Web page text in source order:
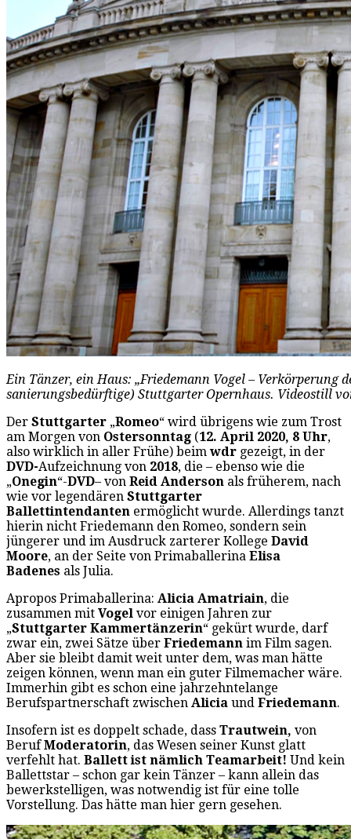
Ein Tänzer, ein Haus: „Friedemann Vogel – Verkörperung
sanierungsbedürftige) Stuttgarter Opernhaus. Videostill
Der Stuttgarter „Romeo“ wird übrigens wie zum Trost
am Morgen von Ostersonntag (12. April 2020, 8 Uhr,
also wirklich in aller Frühe) beim wdr gezeigt, in der
DVD-Aufzeichnung von 2018, die – ebenso wie die
„Onegin“-DVD– von Reid Anderson als früherem, nach
wie vor legendären Stuttgarter
Ballettintendanten ermöglicht wurde. Allerdings tanzt
hierin nicht Friedemann den Romeo, sondern sein
jüngerer und im Ausdruck zarterer Kollege David
Moore, an der Seite von Primaballerina Elisa
Badenes als Julia.
Apropos Primaballerina: Alicia Amatriain, die
zusammen mit Vogel vor einigen Jahren zur
„Stuttgarter Kammertänzerin“ gekürt wurde, darf
zwar ein, zwei Sätze über Friedemann im Film sagen.
Aber sie bleibt damit weit unter dem, was man hätte
zeigen können, wenn man ein guter Filmemacher wäre.
Immerhin gibt es schon eine jahrzehntelange
Berufspartnerschaft zwischen Alicia und Friedemann.
Insofern ist es doppelt schade, dass Trautwein, von
BerufModeratorin, das Wesen seiner Kunst glatt
verfehlt hat. Ballett ist nämlich Teamarbeit! Und kein
Ballettstar – schon gar kein Tänzer – kann allein das
bewerkstelligen, was notwendig ist für eine tolle
Vorstellung. Das hätte man hier gern gesehen.